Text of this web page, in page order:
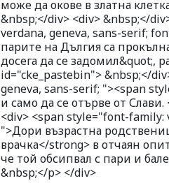
може да окове в златна
&nbsp;</div> <div> &nbsp;</
verdana, geneva, sans-serif;
парите на Дългия са
досега да се задомил&quot;,
id="cke_pastebin"> &nbsp;</
geneva, sans-serif; "><span
и само да се отърве от
<div> <span style="font-family:
">Дори възрастна
врачка</strong> в отчаян
че той обсипвал с пари и
&nbsp;</p> </div>